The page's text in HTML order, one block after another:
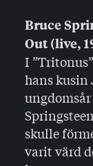
Bruce
Out (live,
I
hans kusin
skulle
varit värd